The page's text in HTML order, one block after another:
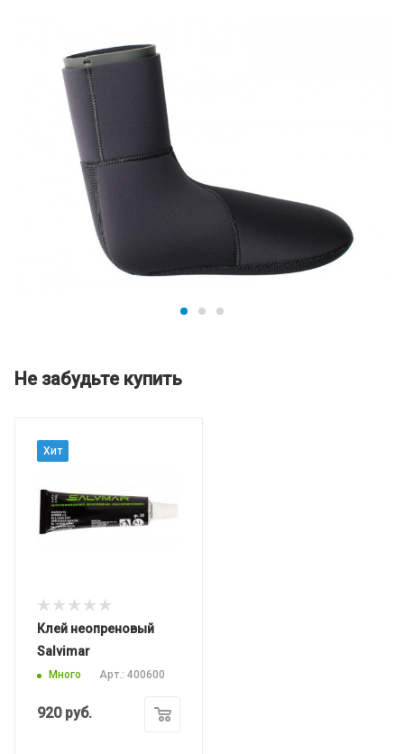
Не забудьте купить
Хит
Клей неопреновый
Salvimar
Много Арт.: 400600
920руб.